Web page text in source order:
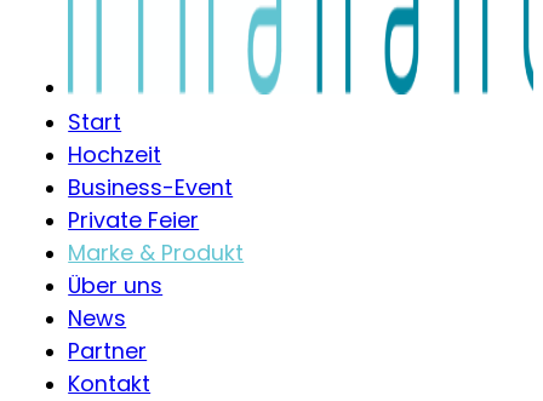
Start
Hochzeit
Business-Event
Private Feier
Marke & Produkt
Über uns
News
Partner
Kontakt